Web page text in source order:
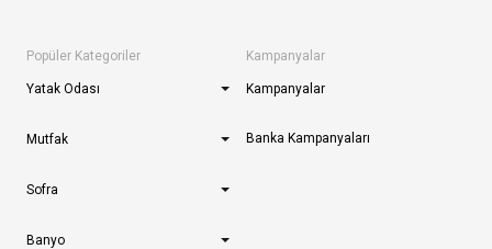
Popüler Kategoriler
Yatak Odası
Mutfak
Sofra
Banyo
Kampanyalar
Kampanyalar
Banka Kampanyaları